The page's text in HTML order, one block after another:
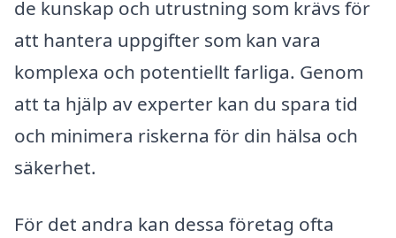
de kunskap och utrustning som krävs för
att hantera uppgifter som kan vara
komplexa och potentiellt farliga. Genom
att ta hjälp av experter kan du spara tid
och minimera riskerna för din hälsa och
säkerhet.
För det andra kan dessa företag ofta